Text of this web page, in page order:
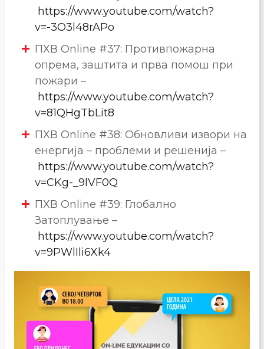
https://www.youtube.com/watch?
v=-3O3l48rAPo
ПХВ Online #37: Противпожарна
опрема, заштита и прва помош при
пожари –
https://www.youtube.com/watch?
v=81QHgTbLit8
ПХВ Online #38: Обновливи извори на
енергија – проблеми и решенија –
https://www.youtube.com/watch?
v=CKg-_9lVF0Q
ПХВ Online #39: Глобално
Затоплување –
https://www.youtube.com/watch?
v=9PWlIli6Xk4